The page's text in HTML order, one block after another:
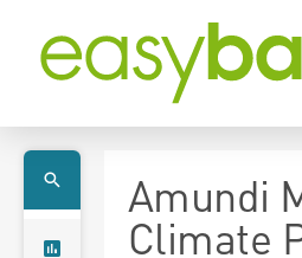
Amundi
Climate